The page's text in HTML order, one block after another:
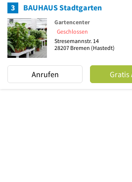
3 BAUHAUS Stadtgarten
Gartencenter
Geschlossen
Stresemannstr. 14
28207 Bremen (Hastedt)
Anrufen Gratis